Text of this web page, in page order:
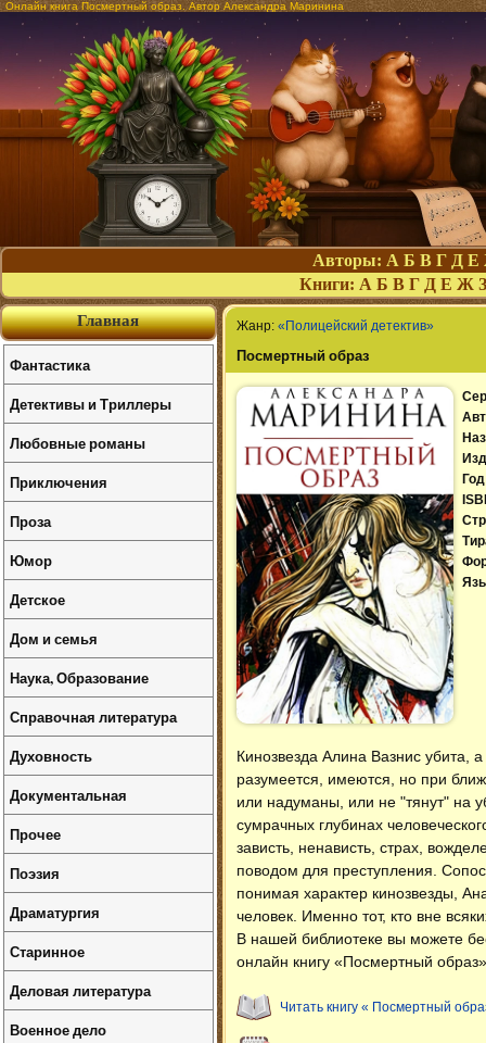
Онлайн книга Посмертный образ. Автор Александра Маринина
Авторы: А Б В Г Д Е
Книги: А Б В Г Д Е Ж З
Жанр: «Полицейский детектив»
Посмертный образ
Кинозвезда Алина Вазнис убита,
разумеется, имеются, но при
или надуманы, или не "тянут" на
сумрачных глубинах
зависть, ненависть, страх,
поводом для преступления.
понимая характер кинозвезды,
человек. Именно тот, кто вне
В нашей библиотеке вы можете
онлайн книгу «Посмертный
Читать книгу « Посмертный
Главная
Фантастика
Детективы и Триллеры
Любовные романы
Приключения
Проза
Юмор
Детское
Дом и семья
Наука, Образование
Справочная литература
Духовность
Документальная
Прочее
Поэзия
Драматургия
Старинное
Деловая литература
Военное дело